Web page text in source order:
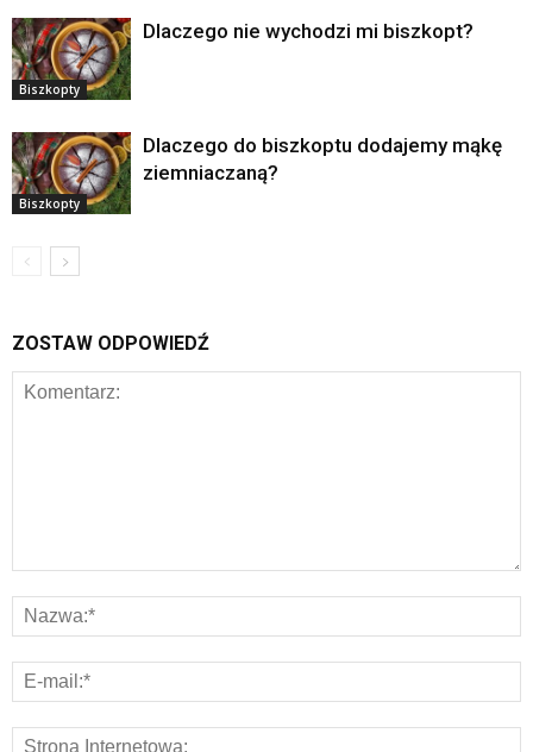
Biszkopty
Dlaczego nie wychodzi mi biszkopt?
Biszkopty
Dlaczego do biszkoptu dodajemy mąkę
ziemniaczaną?
ZOSTAW ODPOWIEDŹ